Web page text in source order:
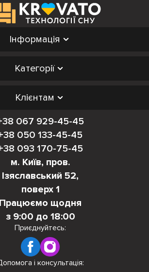
Інформація
Категорії
Клієнтам
067 929-45-45
050 133-45-45
093 170-75-45
м. Київ, пров.
Ізяславський 52,
поверх 1
Працюємо щодня
з 9:00 до 18:00
Приєднуйтесь:
і консультація: